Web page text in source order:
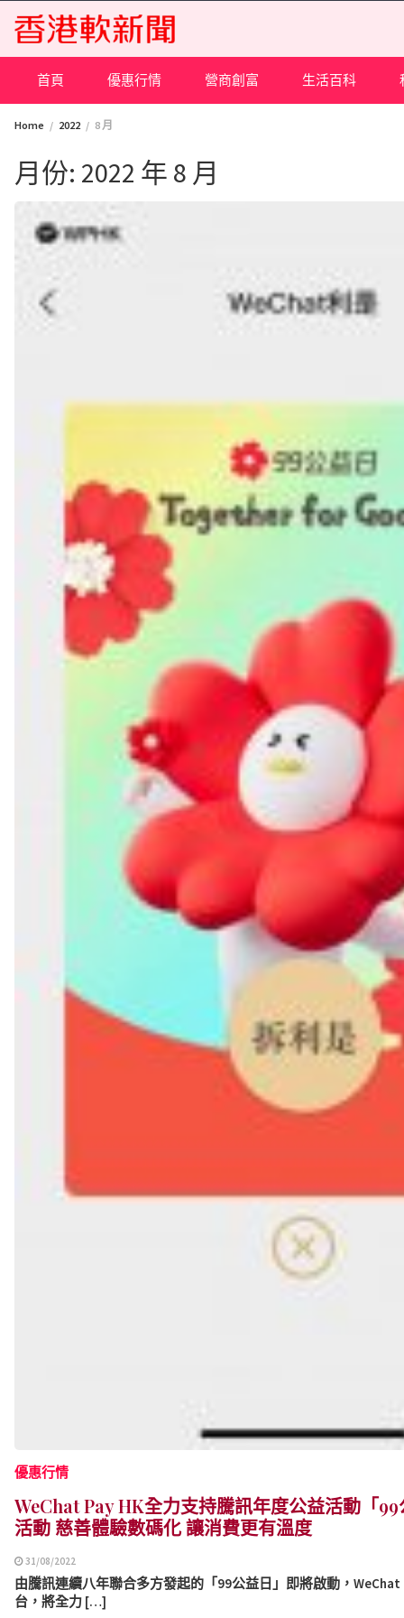
content
首頁 優惠行情 營商創富 生活百科
Home 2022 8 月
月份: 2022 年 8 月
優惠行情
WeChat Pay HK全力支持騰訊年度公益活動「
活動 慈善體驗數碼化 讓消費更有溫度
31/08/2022
由騰訊連續八年聯合多方發起的「99公益日」即將啟動，
台，將全力 […]